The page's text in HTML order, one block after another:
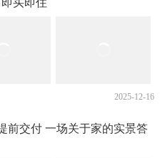
买即住
2025-12-16
前交付 一场关于家的实景答